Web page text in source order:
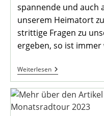
spannende und auch
unserem Heimatort
strittige Fragen zu
ergeben, so ist
WeiterlesenFranz-
Heinrich
Veuhoff
Feierte
Seinen
80.